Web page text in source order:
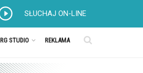
SŁUCHAJ ON-LINE
RG STUDIO REKLAMA